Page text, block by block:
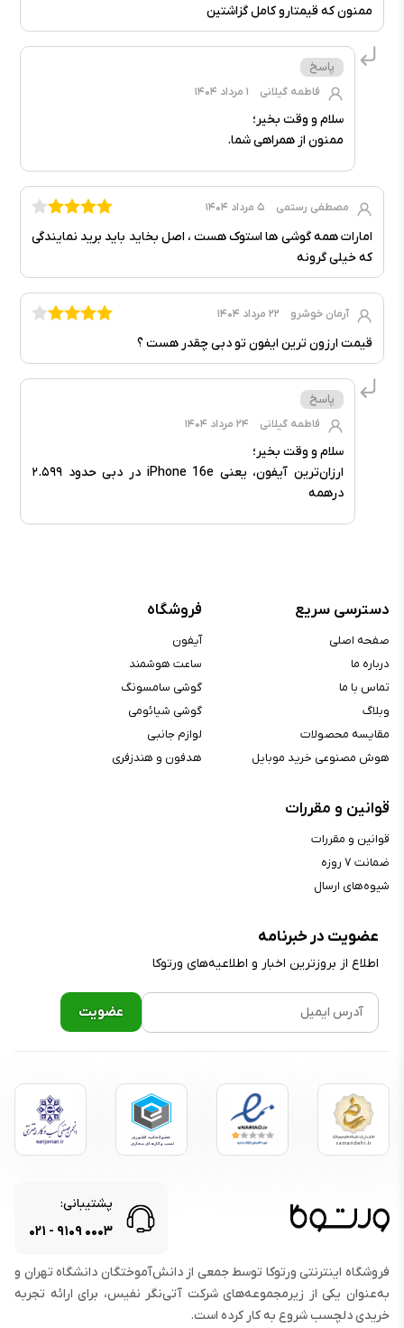
ممنون که قیمتارو کامل گزاشتین
فاطمه گیلانی ۱ مرداد ۱۴۰۴
سلام و وقت بخیر؛
ممنون از همراهی شما.
مصطفی رستمی ۵ مرداد ۱۴۰۴
امارات همه گوشی ها استوک هست ، اصل بخاید باید برید نمایندگی
که خیلی گرونه
آرمان خوشرو ۲۲ مرداد ۱۴۰۴
قیمت ارزون ترین ایفون تو دبی چقدر هست ؟
فاطمه گیلانی ۲۴ مرداد ۱۴۰۴
سلام و وقت بخیر؛
ارزان‌ترین آیفون، یعنی iPhone 16e در دبی حدود ۲.۵۹۹
درهمه
عضویت در خبرنامه
اطلاع از بروز‌ترین اخبار و اطلاعیه‌های ورتوکا
دسترسی سریع
صفحه اصلی
درباره ما
تماس با ما
وبلاگ
مقایسه محصولات
هوش مصنوعی خرید موبایل
فروشگاه
آیفون
ساعت هوشمند
گوشی سامسونگ
گوشی شیائومی
لوازم جانبی
هدفون و هندزفری
قوانین و مقررات
قوانین و مقررات
ضمانت ۷ روزه
شیوه‌های ارسال
پشتیبانی:
۰۰۰۳ ۹۱۰۹ - ۰۲۱
فروشگاه اینترنتی ورتوکا توسط جمعی از دانش‌آموختگان دانشگاه تهران و
به‌عنوان یکی از زیرمجموعه‌های شرکت آتی‌نگر نفیس، برای ارائه تجربه
خریدی دلچسب شروع به کار کرده است.